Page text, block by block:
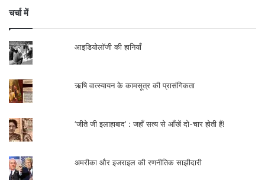
चर्चा में
आइडियोलॉजी की हानियाँ
ऋषि वात्स्यायन के कामसूत्र की प्रासंगिकता
‘जीते जी इलाहाबाद’ : जहाँ सत्य से आँखें दो-चार होती हैं!
अमरीका और इजराइल की रणनीतिक साझीदारी